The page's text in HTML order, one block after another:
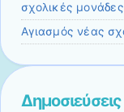
σχολικές μονάδες
Αγιασμός νέας
Δημοσιεύσεις